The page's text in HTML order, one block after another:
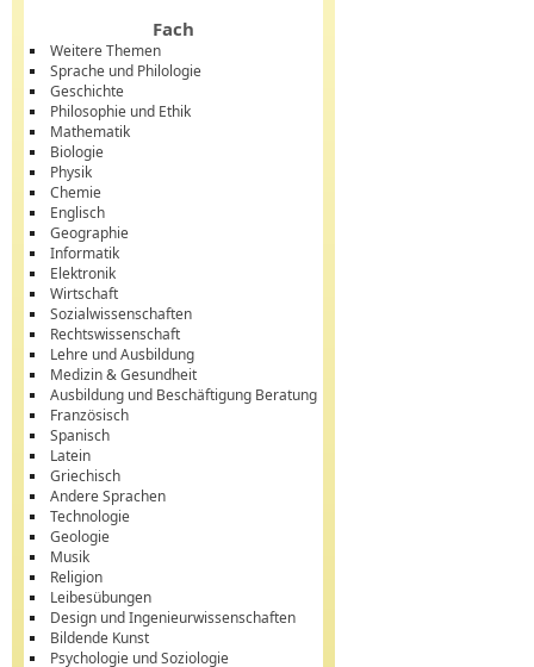
Fach
Weitere Themen
Sprache und Philologie
Geschichte
Philosophie und Ethik
Mathematik
Biologie
Physik
Chemie
Englisch
Geographie
Informatik
Elektronik
Wirtschaft
Sozialwissenschaften
Rechtswissenschaft
Lehre und Ausbildung
Medizin & Gesundheit
Ausbildung und Beschäftigung Beratung
Französisch
Spanisch
Latein
Griechisch
Andere Sprachen
Technologie
Geologie
Musik
Religion
Leibesübungen
Design und Ingenieurwissenschaften
Bildende Kunst
Psychologie und Soziologie